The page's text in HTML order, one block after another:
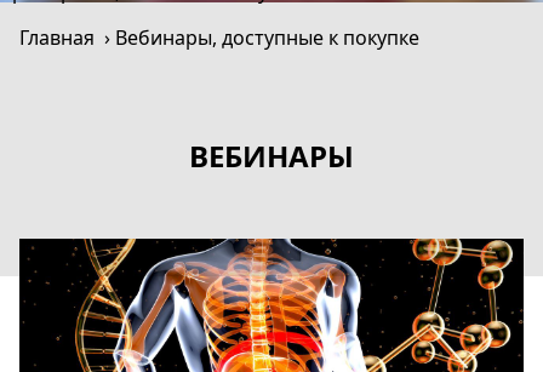
Главная
Вебинары, доступные к покупке
ВЕБИНАРЫ